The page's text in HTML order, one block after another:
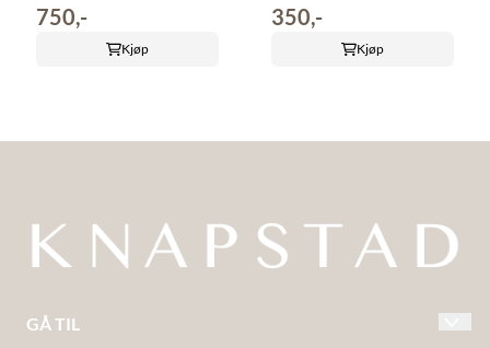
750,-
Kjøp
350,-
Kjøp
GÅ TIL